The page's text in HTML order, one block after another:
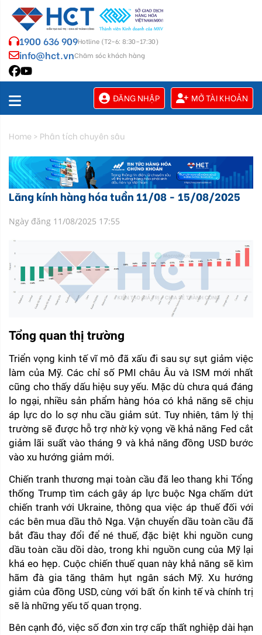
1900 636 909Hotline (T2–6: 8:30–17:30)
info@hct.vnChăm sóc khách hàng
ĐĂNG NHẬP MỞ TÀI KHOẢN
Home > Phân tích chuyên sâu
Lăng kính hàng hóa tuần 11/08 - 15/08/2025
Ngày đăng 11/08/2025 17:55
Tổng quan thị trường
Triển vọng kinh tế vĩ mô đã xấu đi sau sự sụt giảm việc
làm của Mỹ. Các chỉ số PMI châu Âu và ISM mới nhất
cũng cho thấy dấu hiệu suy yếu. Mặc dù chưa quá đáng
lo ngại, nhiều sản phẩm hàng hóa có khả năng sẽ chịu
áp lực do lo sợ nhu cầu giảm sút. Tuy nhiên, tâm lý thị
trường sẽ được hỗ trợ nhờ kỳ vọng về khả năng Fed cắt
giảm lãi suất vào tháng 9 và khả năng đồng USD bước
vào xu hướng giảm mới.
Chiến tranh thương mại toàn cầu đã leo thang khi Tổng
thống Trump tìm cách gây áp lực buộc Nga chấm dứt
chiến tranh với Ukraine, thông qua việc áp thuế đối với
các bên mua dầu thô Nga. Vận chuyển dầu toàn cầu đã
bắt đầu thay đổi để né thuế, đặc biệt khi nguồn cung
dầu toàn cầu dồi dào, trong khi nguồn cung của Mỹ lại
khá eo hẹp. Cuộc chiến thuế quan này khả năng sẽ kìm
hãm đà gia tăng thâm hụt ngân sách Mỹ. Xu hướng
giảm của đồng USD, cùng với bất ổn kinh tế và chính trị
sẽ là những yếu tố quan trọng.
Bên cạnh đó, việc số đơn xin trợ cấp thất nghiệp dài hạn